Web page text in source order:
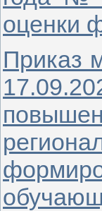
оценки
Приказ